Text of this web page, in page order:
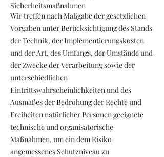
Sicherheitsmaßnahmen
Wir treffen nach Maßgabe der gesetzlichen
Vorgaben unter Berücksichtigung des Stands
der Technik, der Implementierungskosten
und der Art, des Umfangs, der Umstände und
der Zwecke der Verarbeitung sowie der
unterschiedlichen
Eintrittswahrscheinlichkeiten und des
Ausmaßes der Bedrohung der Rechte und
Freiheiten natürlicher Personen geeignete
technische und organisatorische
Maßnahmen, um ein dem Risiko
angemessenes Schutzniveau zu